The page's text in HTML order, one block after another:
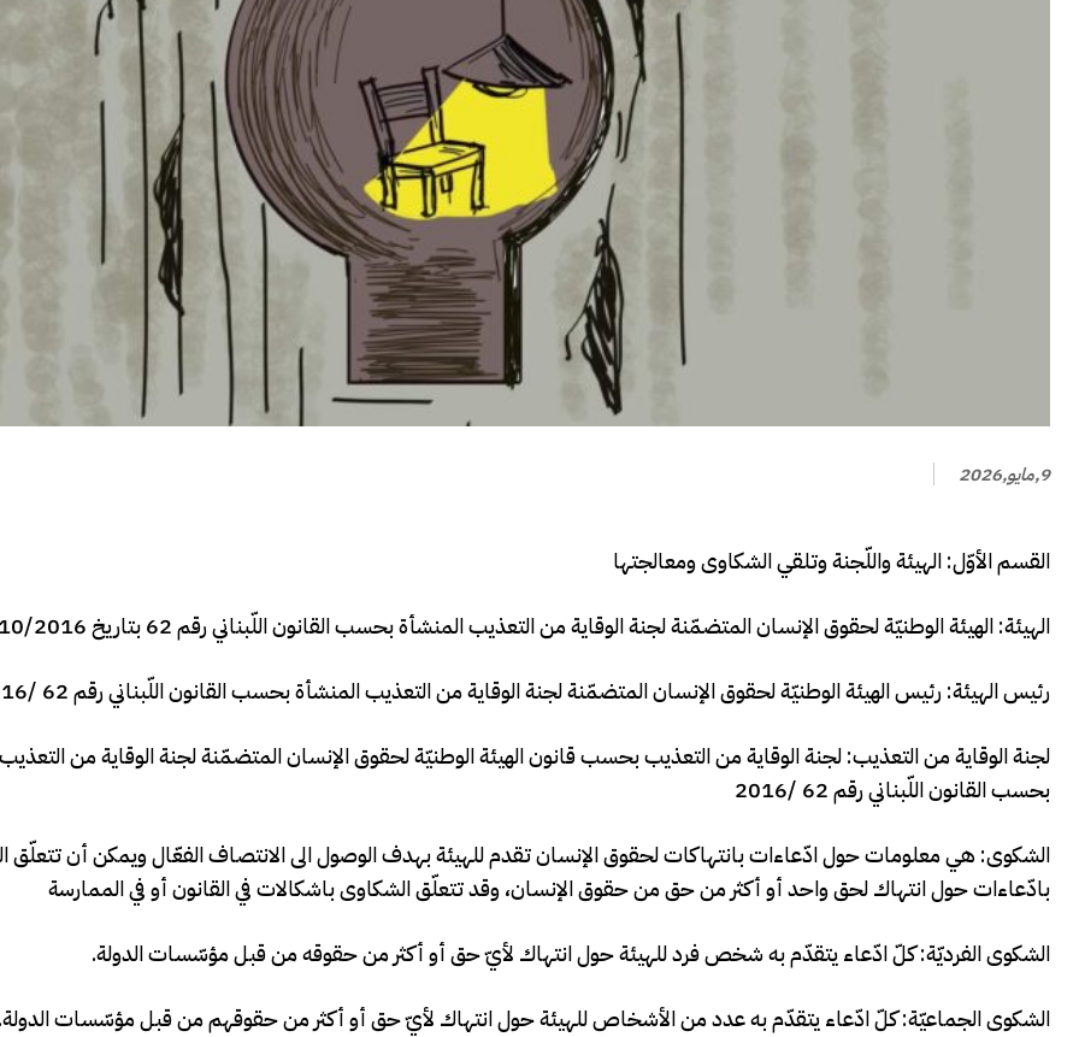
9,مايو,2026
القسم الأوّل: الهيئة واللّجنة وتلقي الشكاوى ومعالجتها
الهيئة: الھیئة الوطنيّة لحقوق الإنسان المتضمّنة لجنة الوقاية من التعذيب المنشأة بحسب القانون اللّبناني رقم 62 بتاريخ 27/10/2016
رئيس الهيئة: رئيس الھیئة الوطنيّة لحقوق الإنسان المتضمّنة لجنة الوقاية من التعذيب المنشأة بحسب القانون اللّبناني رقم 62 /2016
لجنة الوقاية من التعذيب: لجنة الوقاية من التعذيب بحسب قانون الھیئة الوطنيّة لحقوق الإنسان المتضمّنة لجنة الوقاية من
بحسب القانون اللّبناني رقم 62 /2016
الشكوى: هي معلومات حول ادّعاءات بانتهاكات لحقوق الإنسان تقدم للهيئة بهدف الوصول الى الانتصاف الفعّال ويمكن أن تتعلّق
بادّعاءات حول انتهاك لحق واحد أو أكثر من حق من حقوق الإنسان، وقد تتعلّق الشكاوى باشكالات في القانون أو في الممارسة
الشكوى الفرديّة: كلّ ادّعاء يتقدّم به شخص فرد للهيئة حول انتهاك لأيّ حق أو أكثر من حقوقه من قبل مؤسّسات الدولة.
الشكوى الجماعيّة: كلّ ادّعاء يتقدّم به عدد من الأشخاص للهيئة حول انتهاك لأيّ حق أو أكثر من حقوقهم من قبل مؤسّسات